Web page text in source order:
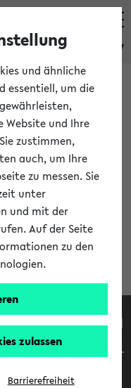
eKVV
Ihrer eKVV
und ähnliche
essentiell, um die
Website und Ihre
zustimmen,
auch, um Ihre
zu messen. Sie
unter
und mit der
Auf der Seite
zu den
zulassen
Barrierefreiheit